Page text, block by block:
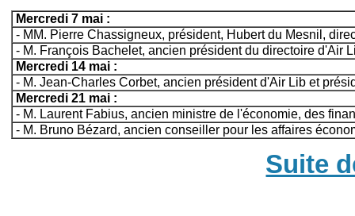
Mercredi 7 mai :
- MM. Pierre Chassigneux, président, Hubert du Mesnil,
- M. François Bachelet, ancien président du directoire d'Air
Mercredi 14 mai :
- M. Jean-Charles Corbet, ancien président d'Air Lib et
Mercredi 21 mai :
- M. Laurent Fabius, ancien ministre de l'économie, des
- M. Bruno Bézard, ancien conseiller pour les affaires
Suite